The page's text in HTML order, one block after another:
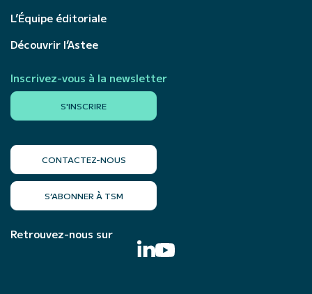
L’Équipe éditoriale
Découvrir l’Astee
Inscrivez-vous à la newsletter
S'INSCRIRE
CONTACTEZ-NOUS
S’ABONNER À TSM
Retrouvez-nous sur